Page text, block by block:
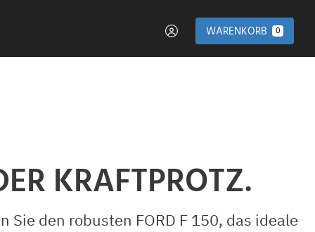
WARENKORB 0
KRAFTPROTZ.
Sie den robusten FORD F 150, das ideale